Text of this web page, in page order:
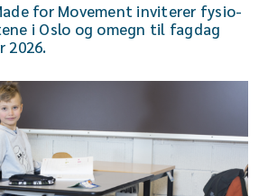
for Movement inviterer fysio-
i Oslo og omegn til fagdag
2026.